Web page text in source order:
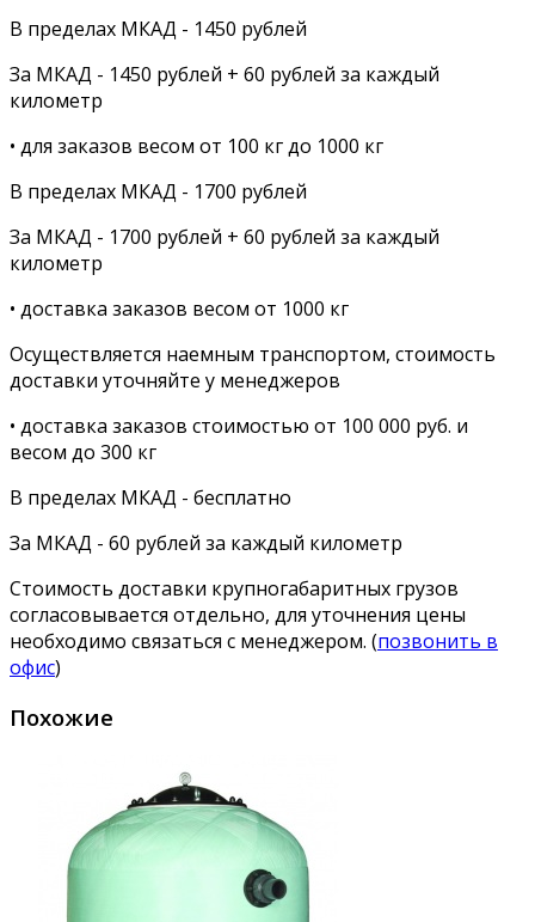
В пределах МКАД - 1450 рублей
За МКАД - 1450 рублей + 60 рублей за каждый
километр
• для заказов весом от 100 кг до 1000 кг
В пределах МКАД - 1700 рублей
За МКАД - 1700 рублей + 60 рублей за каждый
километр
• доставка заказов весом от 1000 кг
Осуществляется наемным транспортом, стоимость
доставки уточняйте у менеджеров
• доставка заказов стоимостью от 100 000 руб. и
весом до 300 кг
В пределах МКАД - бесплатно
За МКАД - 60 рублей за каждый километр
Стоимость доставки крупногабаритных грузов
согласовывается отдельно, для уточнения цены
необходимо связаться с менеджером. (позвонить в
офис)
Похожие